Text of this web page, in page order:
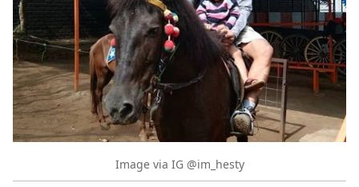
Image via IG @im_hesty